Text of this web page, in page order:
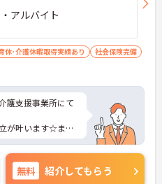
アルバイト
休･介護休暇取得実績あり
社会保険完備
護支援事業所にて
が叶います☆ま
イントなど、さら
軽にご相談くだ
無料 紹介してもらう